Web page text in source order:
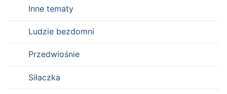
Inne tematy
Ludzie bezdomni
Przedwiośnie
Siłaczka